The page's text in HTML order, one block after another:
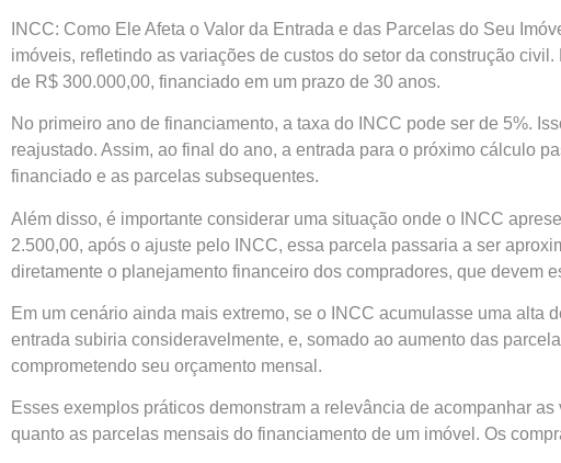
INCC: Como Ele Afeta o Valor da Entrada e das Parcelas do Seu
imóveis, refletindo as variações de custos do setor da construção
de R$ 300.000,00, financiado em um prazo de 30 anos.
No primeiro ano de financiamento, a taxa do INCC pode ser de 5%.
reajustado. Assim, ao final do ano, a entrada para o próximo cálculo
financiado e as parcelas subsequentes.
Além disso, é importante considerar uma situação onde o INCC
2.500,00, após o ajuste pelo INCC, essa parcela passaria a ser
diretamente o planejamento financeiro dos compradores, que devem
Em um cenário ainda mais extremo, se o INCC acumulasse uma
entrada subiria consideravelmente, e, somado ao aumento das
comprometendo seu orçamento mensal.
Esses exemplos práticos demonstram a relevância de acompanhar
quanto as parcelas mensais do financiamento de um imóvel. Os